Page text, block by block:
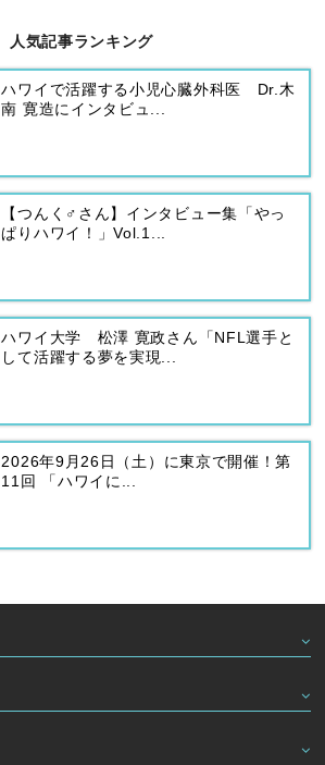
人気記事ランキング
ハワイで活躍する小児心臓外科医 Dr.木
南 寛造にインタビュ...
【つんく♂さん】インタビュー集「やっ
ぱりハワイ！」Vol.1...
ハワイ大学 松澤 寛政さん「NFL選手と
して活躍する夢を実現...
2026年9月26日（土）に東京で開催！第
11回 「ハワイに...